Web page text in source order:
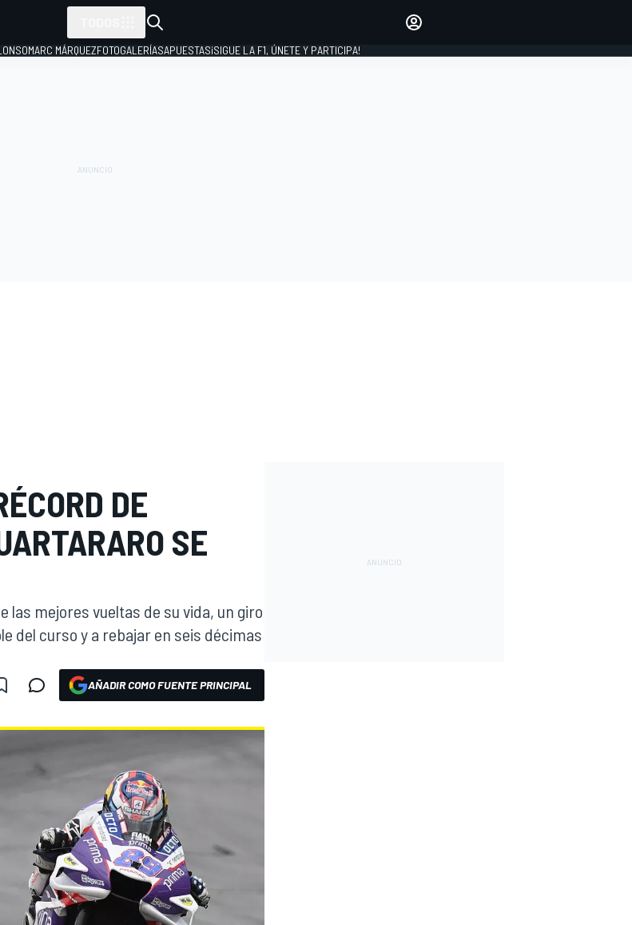
MARC MÁRQUEZFOTOGALERÍASAPUESTAS¡SIGUE LA F1, ÚNETE Y PARTICIPA!
DE
SE
las mejores vueltas de su vida, un giro
del curso y a rebajar en seis décimas
AÑADIR COMO FUENTE PRINCIPAL